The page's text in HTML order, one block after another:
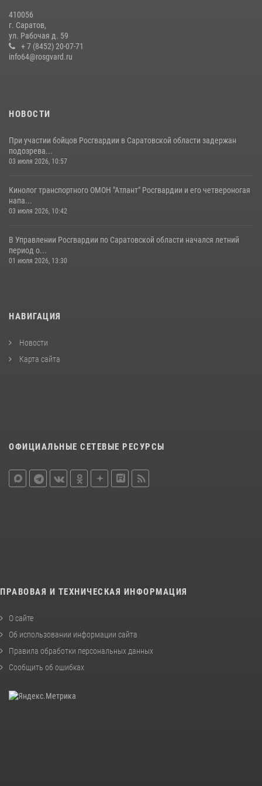
Росгвардии состоялся праздничный молебен, посвященный Дню
Крещения Руси
28 июля 2026, 13:25
05 августа 2026, 12:55
410056
г. Саратов,
ул. Рабочая д. 59
+ 7 (8452) 20-07-71
info64@rosgvard.ru
НОВОСТИ
При участии бойцов Росгвардии в Саратовской области задержан
подозрева...
03 июля 2026, 10:57
Кинолог транспортного ОМОН "Атлант" Росгвардии и его четвероногая
напа...
03 июля 2026, 10:42
В Управлении Росгвардии по Саратовской области начался летний
период о...
01 июля 2026, 13:30
НАВИГАЦИЯ
Новости
Карта сайта
ОФИЦИАЛЬНЫЕ СЕТЕВЫЕ РЕСУРСЫ
ПРАВОВАЯ И ТЕХНИЧЕСКАЯ ИНФОРМАЦИЯ
О сайте
Об использовании информации сайта
Правила обработки персональных данных
Сообщить об ошибках